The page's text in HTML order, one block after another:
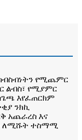
የሚጨምር
ልብስ፣ የሚያምር
እየፈጠርክም
ንክኪ
አጨራረስ እና
ለሚሹት ተስማሚ